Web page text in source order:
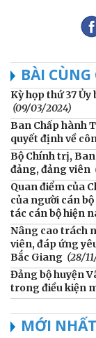
BÀI
Kỳ họp thứ 37
(09/03/2024)
Ban Chấp hành
quyết định về
Bộ Chính trị,
đảng, đảng viên
Quan điểm của
của người cán
tác cán bộ hiện
Nâng cao trách
viên, đáp ứng
Bắc Giang (28/
Đảng bộ huyện
trong điều kiện
MỚI NHẤT